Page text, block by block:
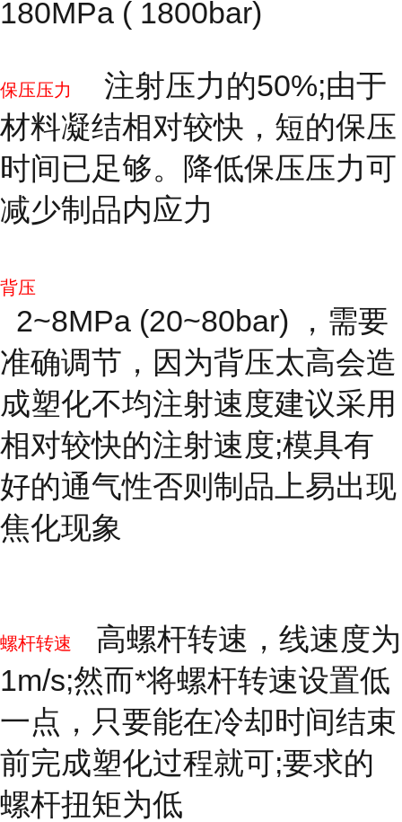
180MPa ( 1800bar)
保压压力
注射压力的50%;由于
材料凝结相对较快，短的保压
时间已足够。降低保压压力可
减少制品内应力
背压
2~8MPa (20~80bar) ，需要
准确调节，因为背压太高会造
成塑化不均注射速度建议采用
相对较快的注射速度;模具有
好的通气性否则制品上易出现
焦化现象
螺杆转速
高螺杆转速，线速度为
1m/s;然而*将螺杆转速设置低
一点，只要能在冷却时间结束
前完成塑化过程就可;要求的
螺杆扭矩为低